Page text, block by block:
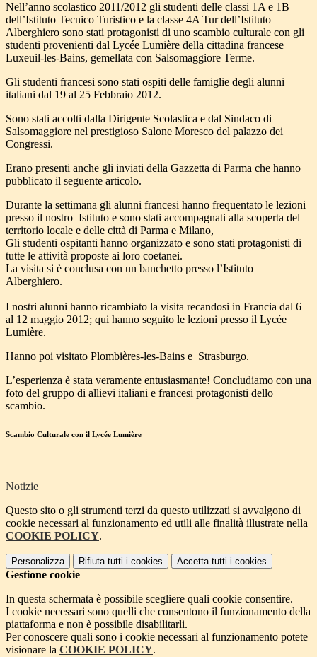
Nell’anno scolastico 2011/2012 gli studenti delle classi 1A e 1B
dell’Istituto Tecnico Turistico e la classe 4A Tur dell’Istituto
Alberghiero sono stati protagonisti di uno scambio culturale con gli
studenti provenienti dal Lycée Lumière della cittadina francese
Luxeuil-les-Bains, gemellata con Salsomaggiore Terme.
Gli studenti francesi sono stati ospiti delle famiglie degli alunni
italiani dal 19 al 25 Febbraio 2012.
Sono stati accolti dalla Dirigente Scolastica e dal Sindaco di
Salsomaggiore nel prestigioso Salone Moresco del palazzo dei
Congressi.
Erano presenti anche gli inviati della Gazzetta di Parma che hanno
pubblicato il seguente articolo.
Durante la settimana gli alunni francesi hanno frequentato le lezioni
presso il nostro Istituto e sono stati accompagnati alla scoperta del
territorio locale e delle città di Parma e Milano,
Gli studenti ospitanti hanno organizzato e sono stati protagonisti di
tutte le attività proposte ai loro coetanei.
La visita si è conclusa con un banchetto presso l’Istituto
Alberghiero.
I nostri alunni hanno ricambiato la visita recandosi in Francia dal 6
al 12 maggio 2012; qui hanno seguito le lezioni presso il Lycée
Lumière.
Hanno poi visitato Plombières-les-Bains e Strasburgo.
L’esperienza è stata veramente entusiasmante! Concludiamo con una
foto del gruppo di allievi italiani e francesi protagonisti dello
scambio.
Scambio Culturale con il Lycée Lumière
Notizie
Questo sito o gli strumenti terzi da questo utilizzati si avvalgono di
cookie necessari al funzionamento ed utili alle finalità illustrate nella
COOKIE POLICY.
Personalizza Rifiuta tutti i cookies Accetta tutti i cookies
Gestione cookie
In questa schermata è possibile scegliere quali cookie consentire.
I cookie necessari sono quelli che consentono il funzionamento della
piattaforma e non è possibile disabilitarli.
Per conoscere quali sono i cookie necessari al funzionamento potete
visionare la COOKIE POLICY.